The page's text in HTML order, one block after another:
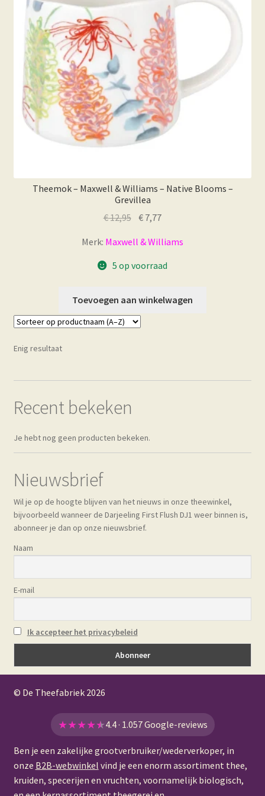
Theemok – Maxwell & Williams – Native Blooms –
Grevillea
€12,95 Oorspronkelijke
was:
€ 12,95.
€ 7,77Huidige
is:
€ 7,77.
Merk: Maxwell & Williams
5 op voorraad
Toevoegen aan winkelwagen
Enig resultaat
Recent bekeken
Je hebt nog geen producten bekeken.
Nieuwsbrief
Wil je op de hoogte blijven van het nieuws in onze theewinkel,
bijvoorbeeld wanneer de Darjeeling First Flush DJ1 weer binnen is,
abonneer je dan op onze nieuwsbrief.
Naam
E-mail
Ik accepteer het privacybeleid
© De Theefabriek 2026
★★★★★4.4 · 1.057 Google-reviews
Ben je een zakelijke grootverbruiker/wederverkoper, in
onze B2B-webwinkel vind je een enorm assortiment thee,
kruiden, specerijen en vruchten, voornamelijk biologisch,